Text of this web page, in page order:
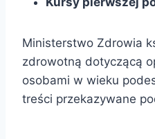
Ministerstwo Zdrowia
zdrowotną dotyczącą
osobami w wieku
treści przekazywane